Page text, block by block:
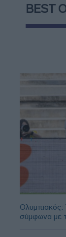
BEST
σύμφωνα με